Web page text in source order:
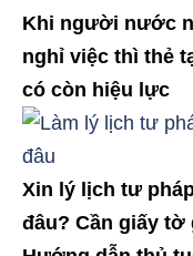
Khi người nước
nghỉ việc thì thẻ
có còn hiệu lực
Xin lý lịch tư
đâu? Cần giấy tờ